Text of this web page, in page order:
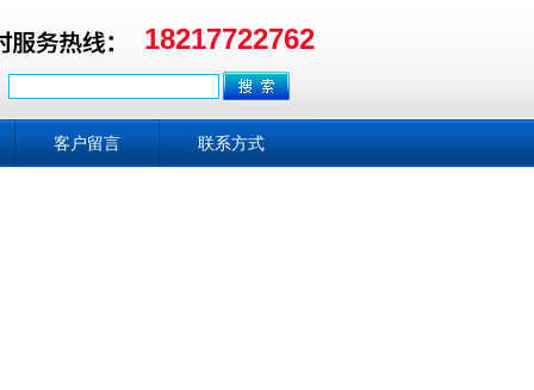
18217722762
客户留言 联系方式